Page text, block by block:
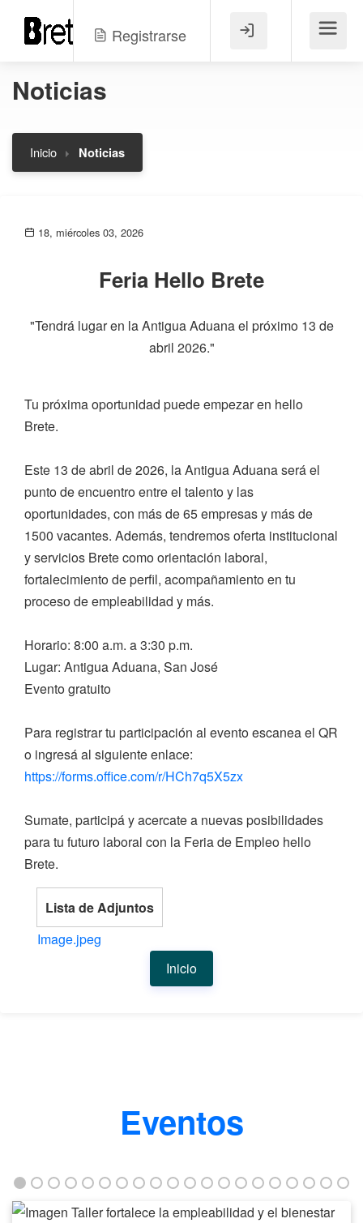
Registrarse Menú
Noticias
Inicio Noticias
18, miércoles 03, 2026
Feria Hello Brete
"Tendrá lugar en la Antigua Aduana el próximo 13 de
abril 2026."
Tu próxima oportunidad puede empezar en hello
Brete.
Este 13 de abril de 2026, la Antigua Aduana será el
punto de encuentro entre el talento y las
oportunidades, con más de 65 empresas y más de
1500 vacantes. Además, tendremos oferta institucional
y servicios Brete como orientación laboral,
fortalecimiento de perfil, acompañamiento en tu
proceso de empleabilidad y más.
Horario: 8:00 a.m. a 3:30 p.m.
Lugar: Antigua Aduana, San José
Evento gratuito
Para registrar tu participación al evento escanea el QR
o ingresá al siguiente enlace:
https://forms.office.com/r/HCh7q5X5zx
Sumate, participá y acercate a nuevas posibilidades
para tu futuro laboral con la Feria de Empleo hello
Brete.
Lista de Adjuntos
Image.jpeg
Inicio
Eventos
Taller